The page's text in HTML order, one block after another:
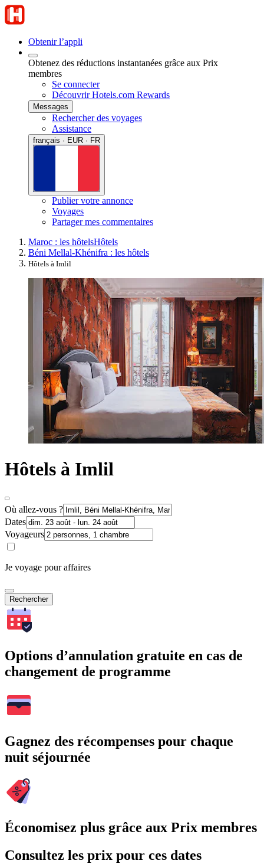
Obtenir l’appli
Obtenez des réductions instantanées grâce aux Prix
membres
Se connecter
Découvrir Hotels.com Rewards
Messages
Rechercher des voyages
Assistance
français · EUR · FR
Publier votre annonce
Voyages
Partager mes commentaires
Maroc : les hôtelsHôtels
Béni Mellal-Khénifra : les hôtels
Hôtels à Imlil
Hôtels à Imlil
Où allez-vous ?
Dates
Voyageurs
Je voyage pour affaires
Rechercher
Options d’annulation gratuite en cas de
changement de programme
Gagnez des récompenses pour chaque
nuit séjournée
Économisez plus grâce aux Prix membres
Consultez les prix pour ces dates